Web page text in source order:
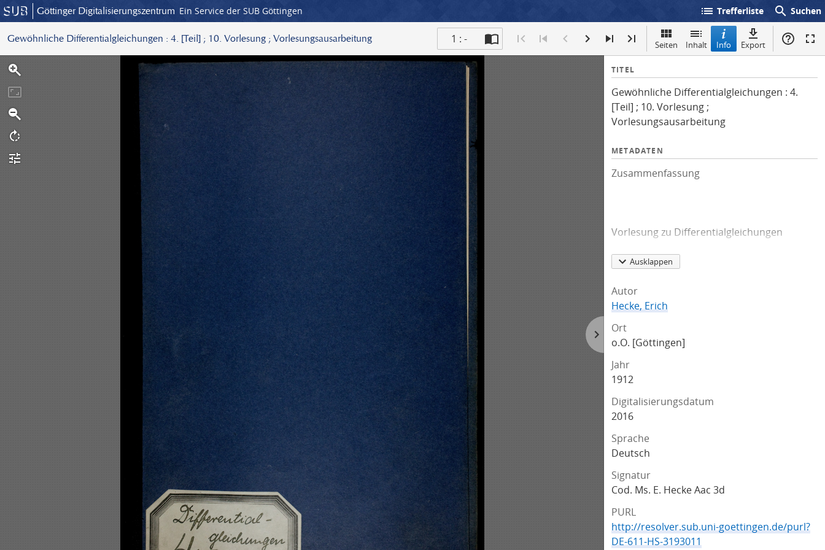
Göttinger Digitalisierungszentrum Ein Service der SUB Göttingen list Trefferliste search Suchen
Gewöhnliche Differentialgleichungen : 4. [Teil] ; 10. Vorlesung ; Vorlesungsausarbeitung 1 : - Seiten Inhalt Info Export
I
f
o
TITEL
Gewöhnliche Differentialgleichungen : 4.
[Teil] ; 10. Vorlesung ;
Vorlesungsausarbeitung
METADATEN
Zusammenfassung
Vorlesung zu Differentialgleichungen
1. Informationen zum
Vorlesung von David Hilbert
veranstaltet im Sommersemester 1912
in Göttingen
Handschriftliche Notizen von Erich Hecke
2016 erstellt von
Gerrit Grenzebach .
2. Informationen zur
Archivierung
Ausklappen
Autor
Hecke, Erich
Ort
o.O. [Göttingen]
Jahr
1912
Digitalisierungsdatum
2016
Sprache
Deutsch
Signatur
Cod. Ms. E. Hecke Aac 3d
PURL
http://resolver.sub.uni-goettingen.de/purl?
DE-611-HS-3193011